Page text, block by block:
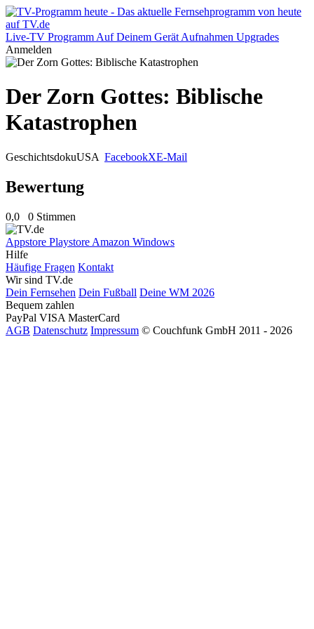
Live-TV Programm Auf Deinem Gerät Aufnahmen Upgrades
Anmelden
Der Zorn Gottes: Biblische
Katastrophen
GeschichtsdokuUSA FacebookXE-Mail
Bewertung
0,0 0 Stimmen
Appstore Playstore Amazon Windows
Hilfe
Häufige Fragen Kontakt
Wir sind TV.de
Dein Fernsehen Dein Fußball Deine WM 2026
Bequem zahlen
PayPal VISA MasterCard
AGB Datenschutz Impressum © Couchfunk GmbH 2011 - 2026